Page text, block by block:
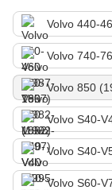
Volvo 440-
Volvo 740-
Volvo 850
Volvo S40-
Volvo S40-
Volvo S60-